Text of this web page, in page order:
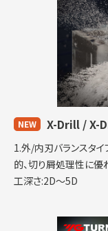
NEW X-Drill / X-
1.外/内刃バランスタイ
的、切り屑処理性に
工深さ:2D～5D